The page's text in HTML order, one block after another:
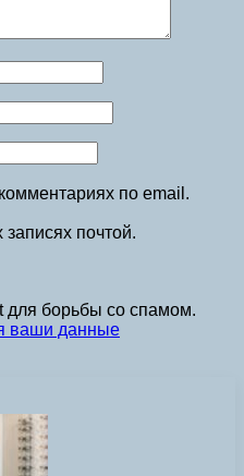
по email.
почтой.
для борьбы со спамом.
ваши данные